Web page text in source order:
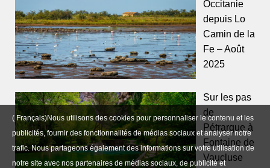
Occitanie
depuis Lo
Camin de la
Fe – Août
2025
Sur les pas
de
Pétrarque à
Fontaine de
Vaucluse
( Français)Nous utilisons des cookies pour personnaliser le contenu et les
publicités, fournir des fonctionnalités de médias sociaux et analyser notre
trafic. Nous partageons également des informations sur votre utilisation de
notre site avec nos partenaires de médias sociaux, de publicité et